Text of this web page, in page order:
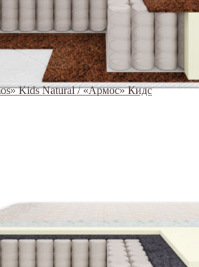
Kids Natural / «Армос» Кидс